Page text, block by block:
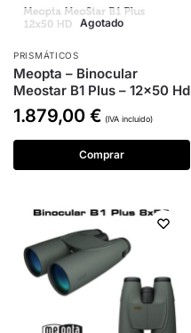
Agotado
PRISMÁTICOS
Meopta – Binocular
Meostar B1 Plus – 12×50 Hd
1.879,00 € (IVA incluido)
Comprar